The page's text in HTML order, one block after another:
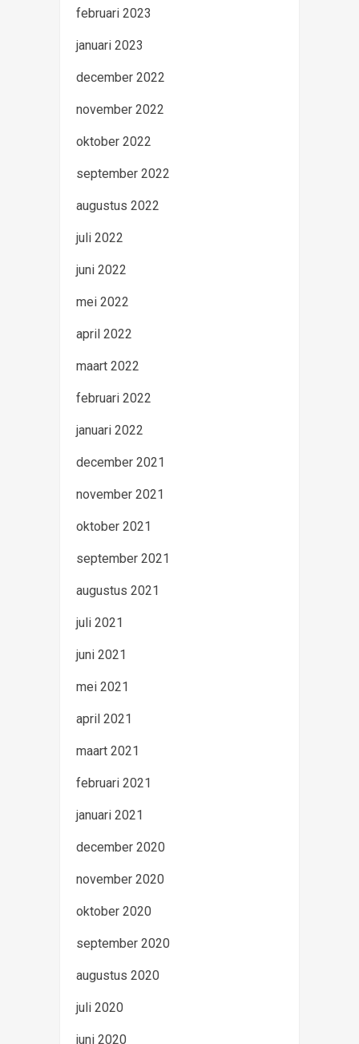
februari 2023
januari 2023
december 2022
november 2022
oktober 2022
september 2022
augustus 2022
juli 2022
juni 2022
mei 2022
april 2022
maart 2022
februari 2022
januari 2022
december 2021
november 2021
oktober 2021
september 2021
augustus 2021
juli 2021
juni 2021
mei 2021
april 2021
maart 2021
februari 2021
januari 2021
december 2020
november 2020
oktober 2020
september 2020
augustus 2020
juli 2020
juni 2020